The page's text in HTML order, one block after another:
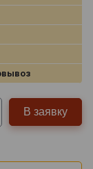
В заявку